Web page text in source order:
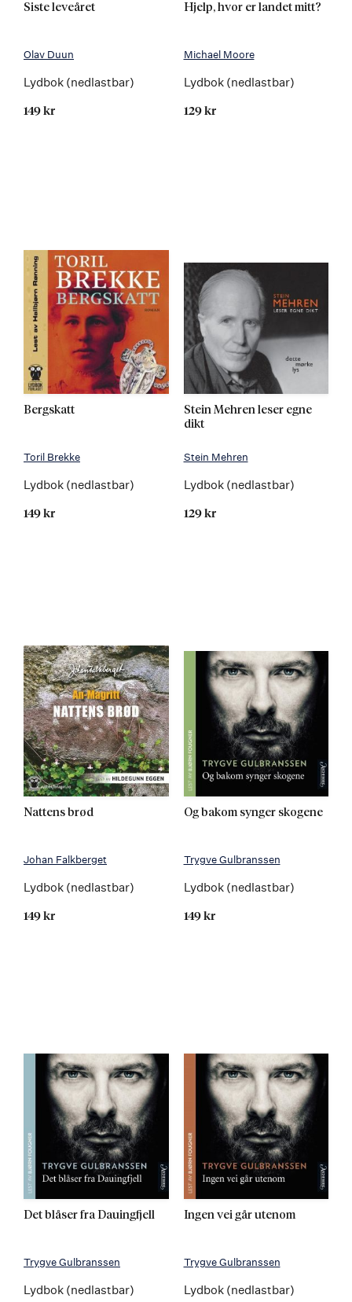
Siste leveåret
Olav Duun
Lydbok (nedlastbar)
149 kr
Hjelp, hvor er landet mitt?
Michael Moore
Lydbok (nedlastbar)
129 kr
Bergskatt
Toril Brekke
Lydbok (nedlastbar)
149 kr
Stein Mehren leser egne
dikt
Stein Mehren
Lydbok (nedlastbar)
129 kr
Nattens brød
Johan Falkberget
Lydbok (nedlastbar)
149 kr
Og bakom synger skogene
Trygve Gulbranssen
Lydbok (nedlastbar)
149 kr
Det blåser fra Dauingfjell
Trygve Gulbranssen
Lydbok (nedlastbar)
Ingen vei går utenom
Trygve Gulbranssen
Lydbok (nedlastbar)